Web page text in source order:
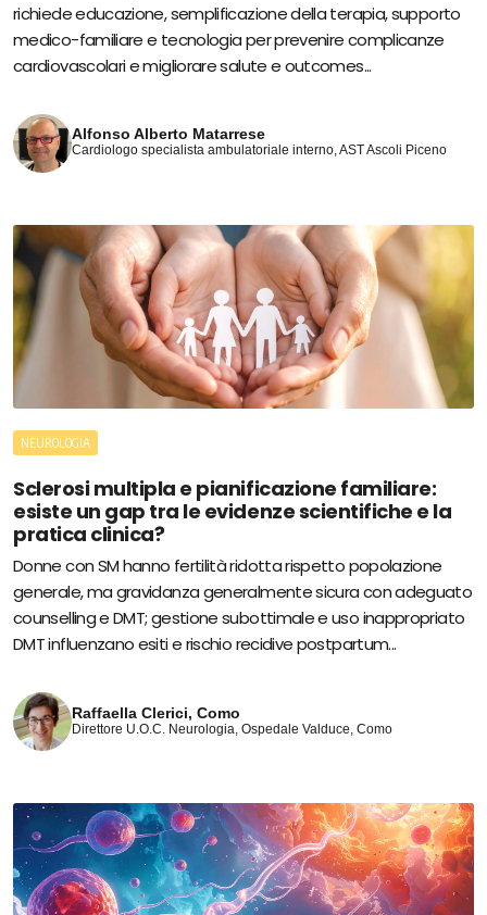
richiede educazione, semplificazione della terapia, supporto
medico-familiare e tecnologia per prevenire complicanze
cardiovascolari e migliorare salute e outcomes...
Alfonso Alberto Matarrese
Cardiologo specialista ambulatoriale interno, AST Ascoli Piceno
NEUROLOGIA
Sclerosi multipla e pianificazione familiare:
esiste un gap tra le evidenze scientifiche e la
pratica clinica?
Donne con SM hanno fertilità ridotta rispetto popolazione
generale, ma gravidanza generalmente sicura con adeguato
counselling e DMT; gestione subottimale e uso inappropriato
DMT influenzano esiti e rischio recidive postpartum...
Raffaella Clerici, Como
Direttore U.O.C. Neurologia, Ospedale Valduce, Como